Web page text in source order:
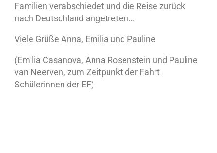
Familien verabschiedet und die Reise zurück
nach Deutschland angetreten…
Viele Grüße Anna, Emilia und Pauline
(Emilia Casanova, Anna Rosenstein und Pauline
van Neerven, zum Zeitpunkt der Fahrt
Schülerinnen der EF)